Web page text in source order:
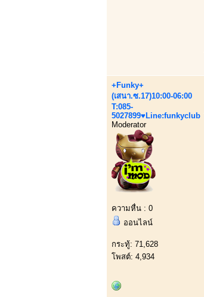
+Funky+
(เสนา.ซ.17)10:00-06:00
T:085-
5027899♥Line:funkyclub
Moderator
ความหื่น : 0
ออนไลน์
กระทู้: 71,628
โพสต์: 4,934